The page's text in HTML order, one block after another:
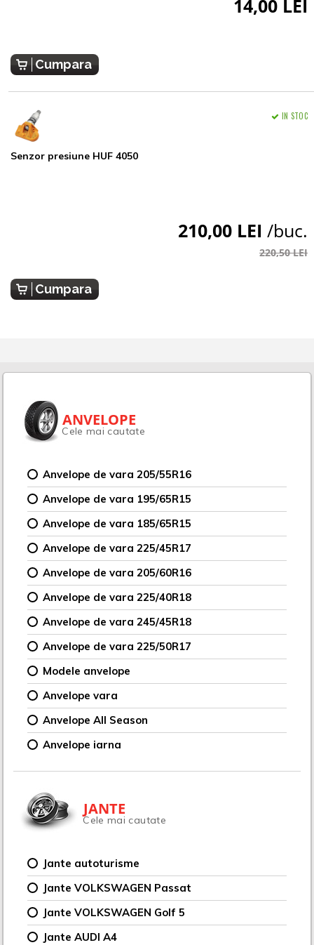
14,00 LEI
Cumpara
Senzor presiune HUF 4050
IN STOC
210,00 LEI /buc.
220,50 LEI
Cumpara
ANVELOPE
Cele mai cautate
Anvelope de vara 205/55R16
Anvelope de vara 195/65R15
Anvelope de vara 185/65R15
Anvelope de vara 225/45R17
Anvelope de vara 205/60R16
Anvelope de vara 225/40R18
Anvelope de vara 245/45R18
Anvelope de vara 225/50R17
Modele anvelope
Anvelope vara
Anvelope All Season
Anvelope iarna
JANTE
Cele mai cautate
Jante autoturisme
Jante VOLKSWAGEN Passat
Jante VOLKSWAGEN Golf 5
Jante AUDI A4